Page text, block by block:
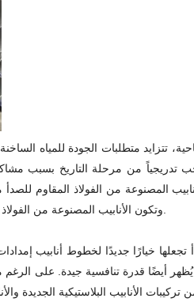
تتزايد متطلبات الجودة للمياه
تدريجياً من مرحلة التاريخ بسبب
المصنوعة من الفولاذ المقاوم
تجعلها خيارًا جديدًا لخطوط أنابيب
أيضًا قدرة تنافسية جيدة. على الرغم